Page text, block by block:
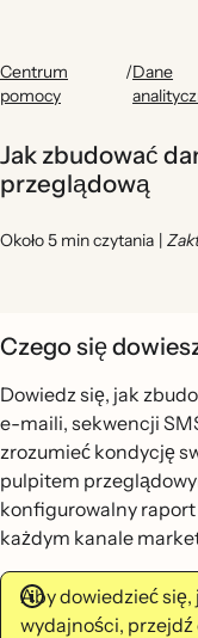
Centrum
pomocy
/Dane
Jak zbudować
przeglądową
Około 5 min czytania |
Czego się
Dowiedz się, jak
e-maili, sekwencji
zrozumieć kondycję
pulpitem
konfigurowalny raport
każdym kanale
Aby dowiedzieć
wydajności,